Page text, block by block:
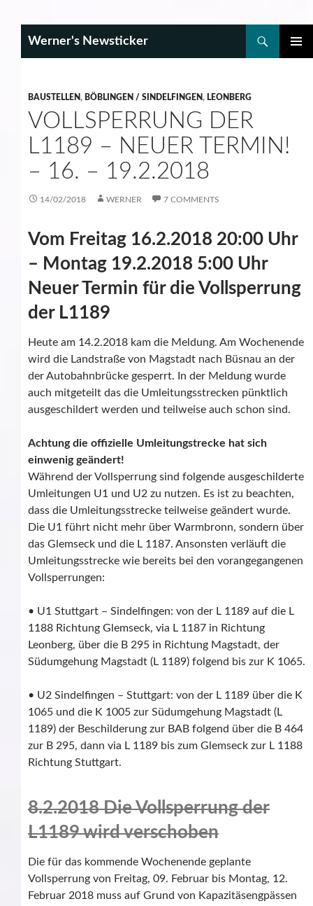
Werner's Newsticker
BAUSTELLEN, BÖBLINGEN / SINDELFINGEN, LEONBERG
VOLLSPERRUNG DER
L1189 – NEUER TERMIN!
– 16. – 19.2.2018
14/02/2018 WERNER 7 COMMENTS
Vom Freitag 16.2.2018 20:00 Uhr
– Montag 19.2.2018 5:00 Uhr
Neuer Termin für die Vollsperrung
der L1189
Heute am 14.2.2018 kam die Meldung. Am Wochenende
wird die Landstraße von Magstadt nach Büsnau an der
der Autobahnbrücke gesperrt. In der Meldung wurde
auch mitgeteilt das die Umleitungsstrecken pünktlich
ausgeschildert werden und teilweise auch schon sind.
Achtung die offizielle Umleitungstrecke hat sich
einwenig geändert!
Während der Vollsperrung sind folgende ausgeschilderte
Umleitungen U1 und U2 zu nutzen. Es ist zu beachten,
dass die Umleitungsstrecke teilweise geändert wurde.
Die U1 führt nicht mehr über Warmbronn, sondern über
das Glemseck und die L 1187. Ansonsten verläuft die
Umleitungsstrecke wie bereits bei den vorangegangenen
Vollsperrungen:
• U1 Stuttgart – Sindelfingen: von der L 1189 auf die L
1188 Richtung Glemseck, via L 1187 in Richtung
Leonberg, über die B 295 in Richtung Magstadt, der
Südumgehung Magstadt (L 1189) folgend bis zur K 1065.
• U2 Sindelfingen – Stuttgart: von der L 1189 über die K
1065 und die K 1005 zur Südumgehung Magstadt (L
1189) der Beschilderung zur BAB folgend über die B 464
zur B 295, dann via L 1189 bis zum Glemseck zur L 1188
Richtung Stuttgart.
8.2.2018 Die Vollsperrung der
L1189 wird verschoben
Die für das kommende Wochenende geplante
Vollsperrung von Freitag, 09. Februar bis Montag, 12.
Februar 2018 muss auf Grund von Kapazitäsengpässen